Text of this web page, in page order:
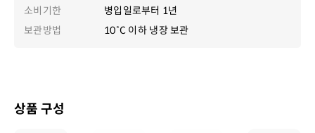
소비기한
병입일로부터 1년
보관방법
10˚C 이하 냉장 보관
상품 구성